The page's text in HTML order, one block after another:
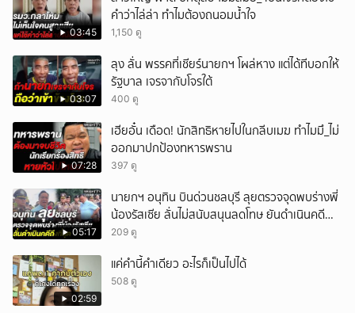
03:45
คำว่าไล่ล่า ทำไมต้องถนอมน้ำใจ
1,150 ดู
03:07
ลุง ลั่น พรรคที่เชียร์นายกฯ โผล่หาง แต่ได้ทีบอกให้
รัฐบาล เจรจากับโจรใต้
400 ดู
07:28
เฮียอั๋น เดือด! นักสิทธิหายไปในกลีบเมฆ ทำไมมึ_ไม่
ออกมาปกป้องทหารพราน
397 ดู
05:17
นายกฯ อนุทิน บินด่วนชลบุรี ลุยตรวจจุดพบร่างพี่
น้องรัสเซีย ลั่นไม่สนับสนุนลดโทษ ยันดำเนินคดี
ถึงที่สุด
209 ดู
02:59
แค่คำนี้คำเดียว อะไรก็เป็นไปได้
508 ดู
ยกเลิก